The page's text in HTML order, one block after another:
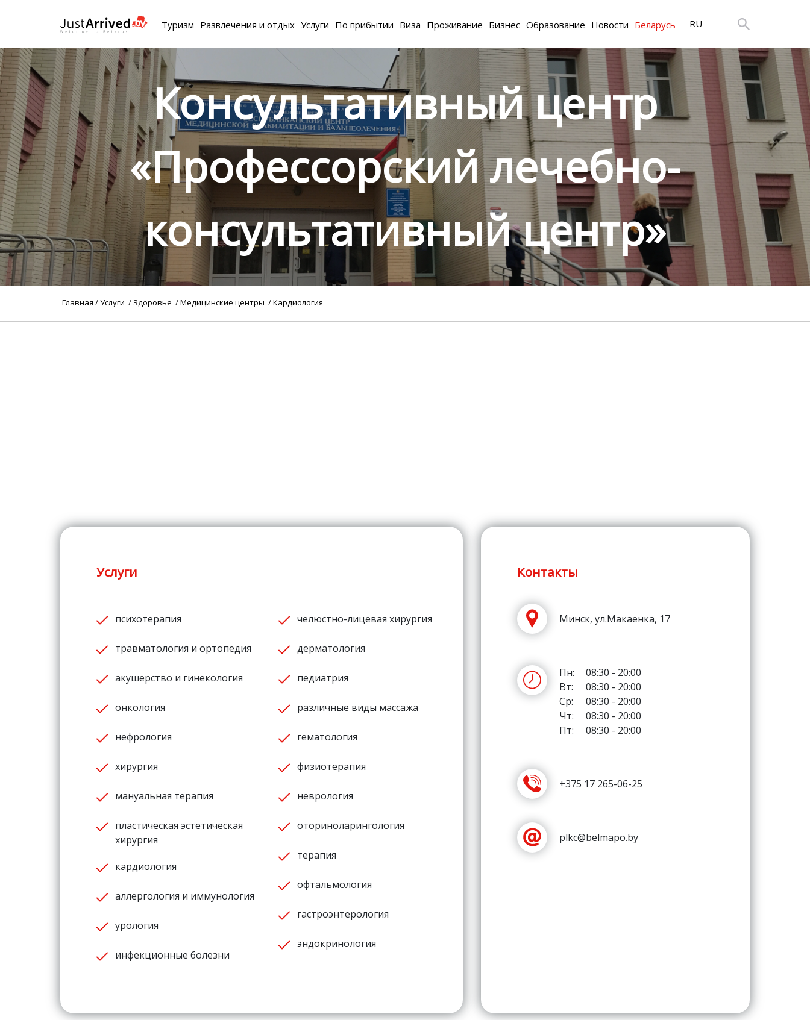
Туризм Развлечения и отдых Услуги По прибытии Виза Проживание Бизнес Образование Новости Беларусь RU
Консультативный центр
«Профессорский лечебно-
консультативный центр»
Главная /Услуги / Здоровье /Медицинские центры / Кардиология
Услуги
психотерапия
травматология и ортопедия
акушерство и гинекология
онкология
нефрология
хирургия
мануальная терапия
пластическая эстетическая
хирургия
кардиология
аллергология и иммунология
урология
инфекционные болезни
челюстно-лицевая хирургия
дерматология
педиатрия
различные виды массажа
гематология
физиотерапия
неврология
оториноларингология
терапия
офтальмология
гастроэнтерология
эндокринология
Контакты
Минск, ул.Макаенка, 17
Пн:
08:30 - 20:00
Вт:
08:30 - 20:00
Ср:
08:30 - 20:00
Чт:
08:30 - 20:00
Пт:
08:30 - 20:00
+375 17 265-06-25
plkc@belmapo.by